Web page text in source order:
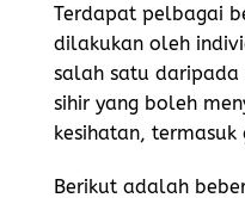
Terdapat pelbagai
dilakukan oleh
salah satu
sihir yang boleh
kesihatan,
Berikut adalah